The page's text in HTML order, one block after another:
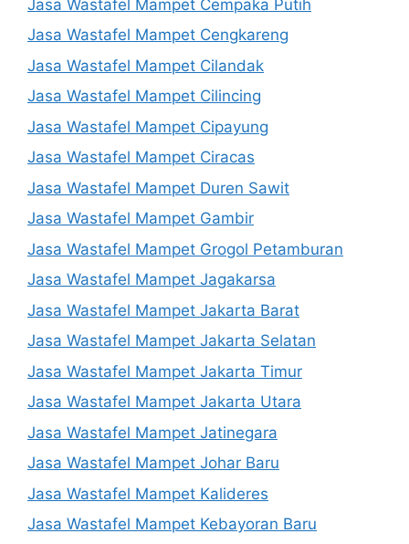
Jasa Wastafel Mampet Cempaka Putih
Jasa Wastafel Mampet Cengkareng
Jasa Wastafel Mampet Cilandak
Jasa Wastafel Mampet Cilincing
Jasa Wastafel Mampet Cipayung
Jasa Wastafel Mampet Ciracas
Jasa Wastafel Mampet Duren Sawit
Jasa Wastafel Mampet Gambir
Jasa Wastafel Mampet Grogol Petamburan
Jasa Wastafel Mampet Jagakarsa
Jasa Wastafel Mampet Jakarta Barat
Jasa Wastafel Mampet Jakarta Selatan
Jasa Wastafel Mampet Jakarta Timur
Jasa Wastafel Mampet Jakarta Utara
Jasa Wastafel Mampet Jatinegara
Jasa Wastafel Mampet Johar Baru
Jasa Wastafel Mampet Kalideres
Jasa Wastafel Mampet Kebayoran Baru